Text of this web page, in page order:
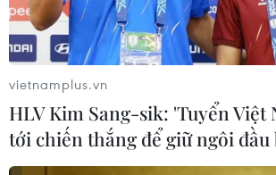
vietnamplus.vn
HLV Kim Sang-sik: 'Tuyển Việt
tới chiến thắng để giữ ngôi đầu